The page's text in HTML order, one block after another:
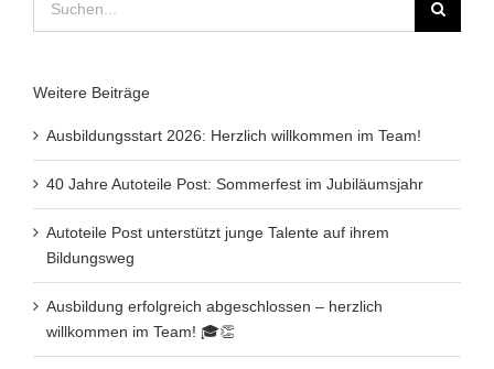
Weitere Beiträge
Ausbildungsstart 2026: Herzlich willkommen im Team!
40 Jahre Autoteile Post: Sommerfest im Jubiläumsjahr
Autoteile Post unterstützt junge Talente auf ihrem
Bildungsweg
Ausbildung erfolgreich abgeschlossen – herzlich
willkommen im Team! 🎓👏